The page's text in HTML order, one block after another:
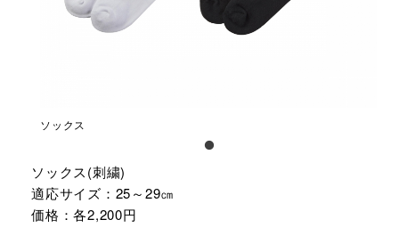
ソックス
ソックス(刺繍)
適応サイズ：25～29㎝
価格：各2,200円